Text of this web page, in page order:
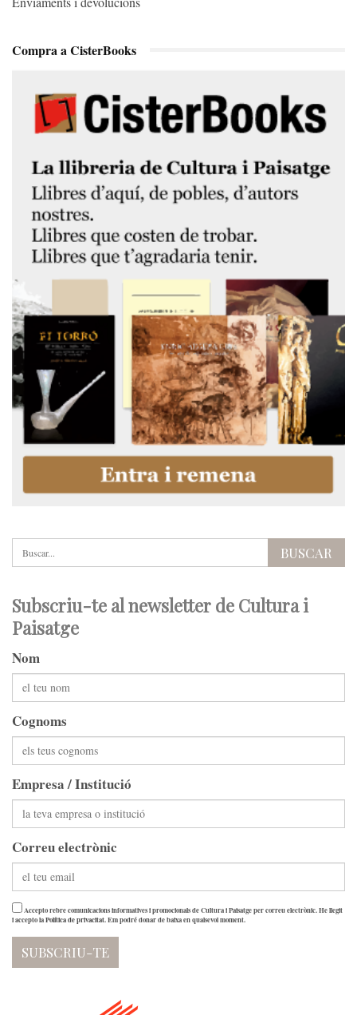
Compra a CisterBooks
Subscriu-te al newsletter de Cultura i
Paisatge
Nom
Cognoms
Empresa / Institució
Correu electrònic
Accepto rebre comunicacions informatives i promocionals de Cultura i Paisatge per correu electrònic. He llegit
i accepto laPolítica de privacitat. Em podré donar de baixa en qualsevol moment.